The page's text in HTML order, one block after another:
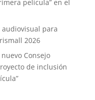
película” en el
audiovisual para
2026
Consejo
de inclusión